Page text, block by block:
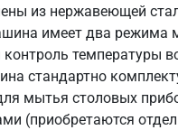
из нержавеющей
имеет два режима
температуры
стандартно
мытья столовых
(приобретаются